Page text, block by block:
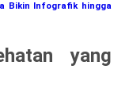
Bikin Infografik hingga
yang